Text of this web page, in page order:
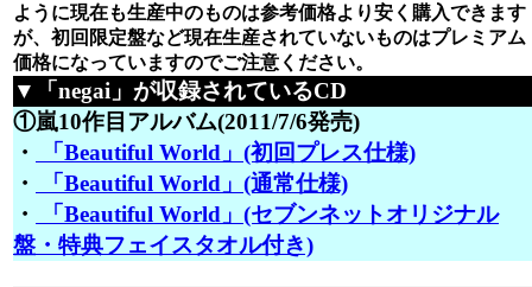
ように現在も生産中のものは参考価格より安く購入できます
が、初回限定盤など現在生産されていないものはプレミアム
価格になっていますのでご注意ください。
▼「negai」が収録されているCD
①嵐10作目アルバム(2011/7/6発売)
・
「Beautiful World」(初回プレス仕様)
・
「Beautiful World」(通常仕様)
・
「Beautiful World」(セブンネットオリジナル
盤・特典フェイスタオル付き)